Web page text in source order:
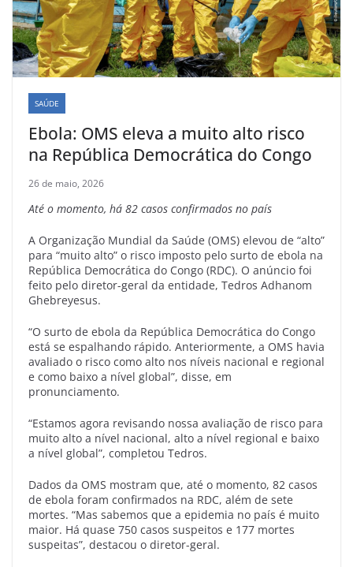
SAÚDE
Ebola: OMS eleva a muito alto risco
na República Democrática do Congo
26 de maio, 2026
Até o momento, há 82 casos confirmados no país
A Organização Mundial da Saúde (OMS) elevou de “alto”
para “muito alto” o risco imposto pelo surto de ebola na
República Democrática do Congo (RDC). O anúncio foi
feito pelo diretor-geral da entidade, Tedros Adhanom
Ghebreyesus.
“O surto de ebola da República Democrática do Congo
está se espalhando rápido. Anteriormente, a OMS havia
avaliado o risco como alto nos níveis nacional e regional
e como baixo a nível global”, disse, em
pronunciamento.
“Estamos agora revisando nossa avaliação de risco para
muito alto a nível nacional, alto a nível regional e baixo
a nível global”, completou Tedros.
Dados da OMS mostram que, até o momento, 82 casos
de ebola foram confirmados na RDC, além de sete
mortes. “Mas sabemos que a epidemia no país é muito
maior. Há quase 750 casos suspeitos e 177 mortes
suspeitas”, destacou o diretor-geral.